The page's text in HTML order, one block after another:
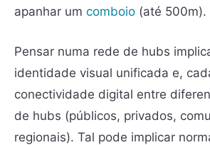
apanhar um comboio (até 500m).
Pensar numa rede de hubs
identidade visual unificada e,
conectividade digital entre
de hubs (públicos, privados,
regionais). Tal pode implicar